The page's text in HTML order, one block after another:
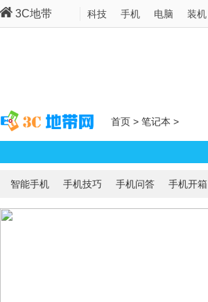
3C地带 科技 手机 电脑 装机
首页 > 笔记本 >
智能手机 手机技巧 手机问答 手机开箱